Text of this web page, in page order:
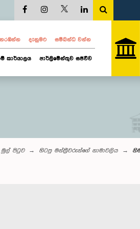
දැනුමට සම්බන්ධ වන්න
කාර්යාලය පාර්ලිමේන්තුව සජීවීව
මුල් පිටුව හිටපු මන්ත්‍රීවරුන්ගේ නාමාවලිය